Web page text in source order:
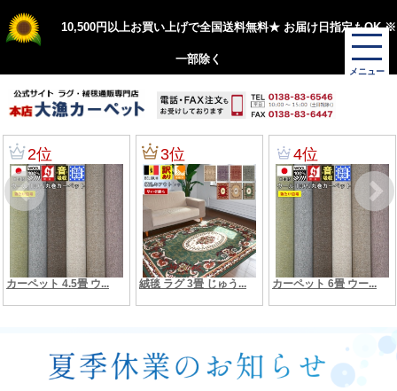
10,500円以上お買い上げで全国送料無料★ お届け日指定もOK ※
一部除く